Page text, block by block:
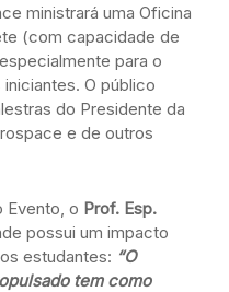
ministrará uma Oficina
(com capacidade de
para o
O público
do Presidente da
e de outros
Evento, o Prof. Esp.
possui um impacto
estudantes: “O
tem como